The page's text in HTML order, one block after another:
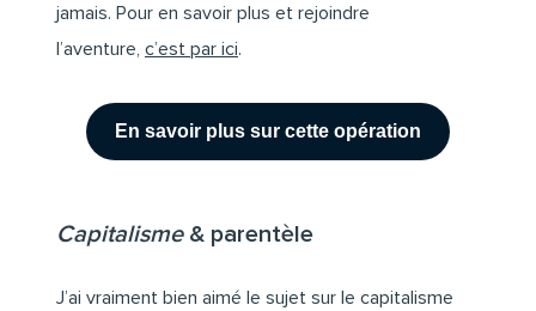
jamais. Pour en savoir plus et rejoindre
l’aventure, c’est par ici.
En savoir plus sur cette opération
Capitalisme & parentèle
J’ai vraiment bien aimé le sujet sur le capitalisme